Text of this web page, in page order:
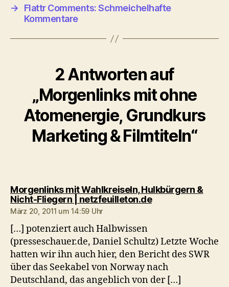
→
Flattr Comments: Schmeichelhafte
Kommentare
2 Antworten auf
„Morgenlinks mit ohne
Atomenergie, Grundkurs
Marketing & Filmtiteln“
Morgenlinks mit Wahlkreiseln, Hulkbürgern &
Nicht-Fliegern | netzfeuilleton.desagt:
März 20, 2011 um 14:59 Uhr
[…] potenziert auch Halbwissen
(presseschauer.de, Daniel Schultz) Letzte Woche
hatten wir ihn auch hier, den Bericht des SWR
über das Seekabel von Norway nach
Deutschland, das angeblich von der […]